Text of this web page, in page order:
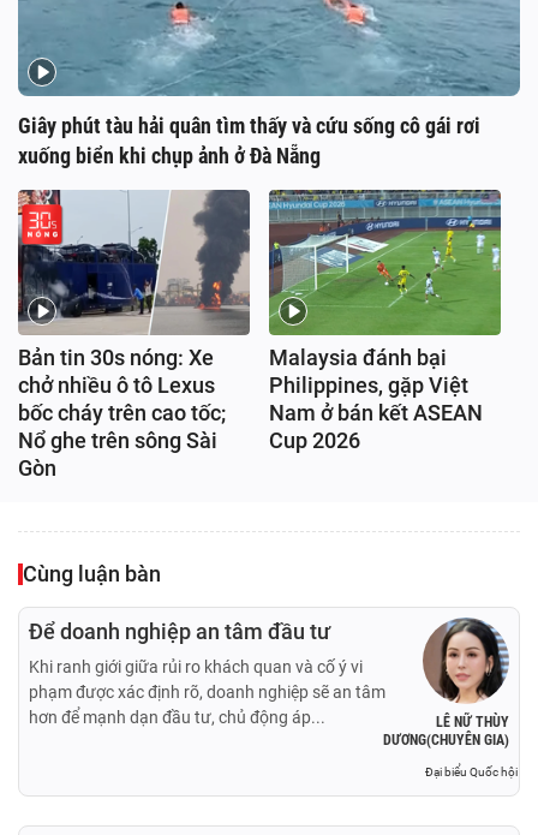
Giây phút tàu hải quân tìm thấy và cứu sống cô gái rơi
xuống biển khi chụp ảnh ở Đà Nẵng
Bản tin 30s nóng: Xe
chở nhiều ô tô Lexus
bốc cháy trên cao tốc;
Nổ ghe trên sông Sài
Gòn
Malaysia đánh bại
Philippines, gặp Việt
Nam ở bán kết ASEAN
Cup 2026
Cùng luận bàn
LÊ NỮ THÙY
DƯƠNG(CHUYÊN GIA)
Đại biểu Quốc hội
Để doanh nghiệp an tâm đầu tư
Khi ranh giới giữa rủi ro khách quan và cố ý vi
phạm được xác định rõ, doanh nghiệp sẽ an tâm
hơn để mạnh dạn đầu tư, chủ động áp...